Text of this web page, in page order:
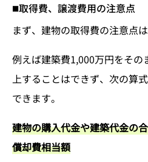
取得費、譲渡費用の注意点
まず、建物の取得費の注意点は
例えば建築費1,000万円をそ
上することはできず、次の算
できます。
建物の購入代金や建築代金の
償却費相当額